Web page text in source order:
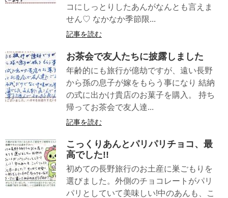
コにしっとりしたあんがなんとも言えま
せん♡ なかなか季節限...
記事を読む
お茶会で友人たちに披露しました
年齢的にも旅行が億劫ですが、遠い長野
から孫の息子が嫁をもらう事になり 結納
の式に出かけ貴店のお菓子を購入。 持ち
帰ってお茶会で友人達...
記事を読む
こっくりあんとパリパリチョコ、最
高でした!!
初めての長野旅行のお土産に巣ごもりを
選びました。外側のチョコレートがパリ
パリとしていて美味しい!中のあんも、こ